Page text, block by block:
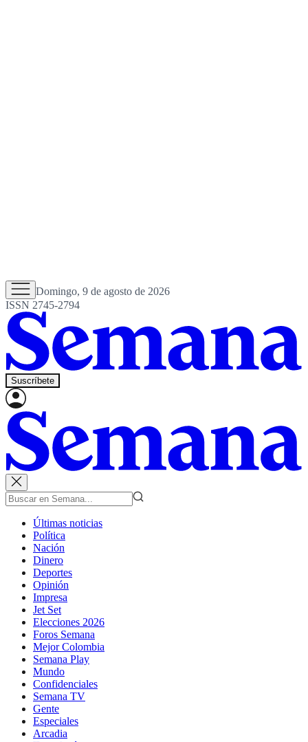
Domingo, 9 de agosto de 2026
ISSN 2745-2794
Suscríbete
Últimas noticias
Política
Nación
Dinero
Deportes
Opinión
Impresa
Jet Set
Elecciones 2026
Foros Semana
Mejor Colombia
Semana Play
Mundo
Confidenciales
Semana TV
Gente
Especiales
Arcadia